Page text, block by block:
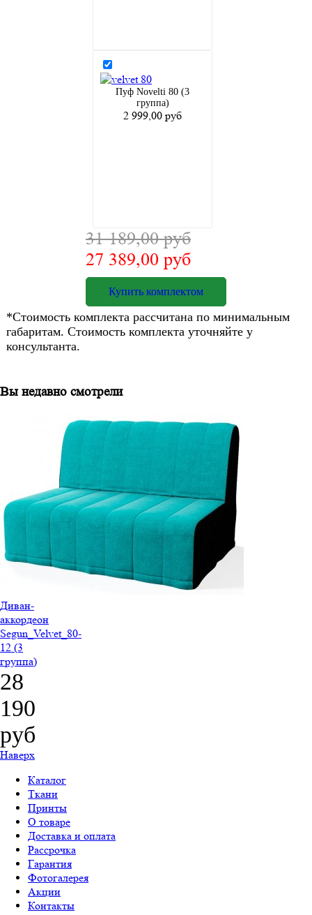
Пуф Novelti 80 (3
группа)
2 999,00 руб
31 189,00 руб
27 389,00 руб
Купить комплектом
*Стоимость комплекта рассчитана по минимальным
габаритам. Стоимость комплекта уточняйте у
консультанта.
Вы недавно смотрели
Диван-
аккордеон
Segun_Velvet_80-
12 (3
группа)
28
190
руб
Наверх
Каталог
Ткани
Принты
О товаре
Доставка и оплата
Рассрочка
Гарантия
Фотогалерея
Акции
Контакты